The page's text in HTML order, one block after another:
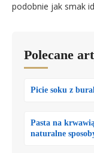
podobnie jak smak
Polecane
Picie soku z
Pasta na
naturalne